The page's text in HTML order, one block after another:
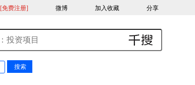
[免费注册] 微博 加入收藏 分享